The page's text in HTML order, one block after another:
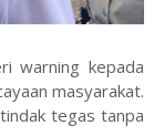
warning kepada
masyarakat.
tegas tanpa